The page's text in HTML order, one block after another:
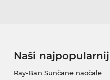
Naši
Ray-Ban Sunčane naočale